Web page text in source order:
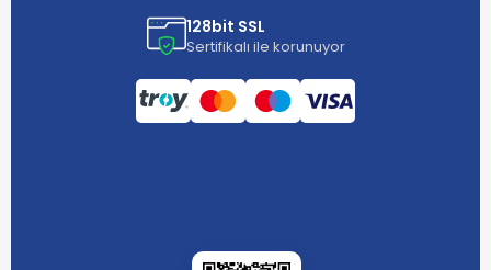
128bit SSL
Sertifikalı ile korunuyor